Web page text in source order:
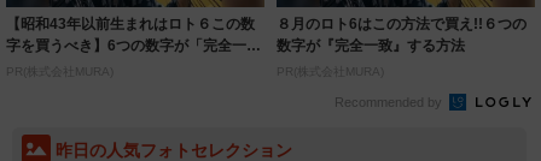
【昭和43年以前生まれはロト６この数
字を買うべき】6つの数字が「完全一
致」する方...
PR(株式会社MURA)
８月のロト6はこの方法で買え!!６つの
数字が『完全一致』する方法
PR(株式会社MURA)
Recommended by
昨日の人気フォトセレクション